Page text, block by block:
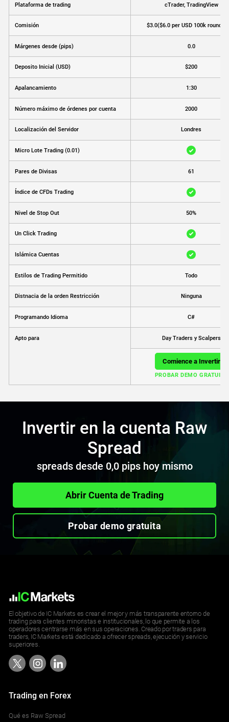
Plataforma de trading
Comisión
Márgenes desde (pips)
Deposito Inicial (USD)
Apalancamiento
Número máximo de órdenes por cuenta
Localización del Servidor
Micro Lote Trading (0.01)
Pares de Divisas
Índice de CFDs Trading
Nivel de Stop Out
Un Click Trading
Islámica Cuentas
Estilos de Trading Permitido
Distnacia de la orden Restricción
Programando Idioma
Apto para
cTrader, TradingView
$3.0($6.0 per USD 100k round
0.0
$200
1:30
2000
Londres
61
50%
Todo
Ninguna
C#
Day Traders y Scalpers
Comience a Invertir
PROBAR DEMO GRATUITA
Invertir en la cuenta Raw
Spread
spreads desde 0,0 pips hoy mismo
Abrir Cuenta de Trading
Probar demo gratuita
El objetivo de IC Markets es crear el mejor y más transparente entorno de
trading para clientes minoristas e institucionales, lo que permite a los
operadores centrarse más en sus operaciones. Creado por traders para
traders, IC Markets está dedicado a ofrecer spreads, ejecución y servicio
superiores.
Trading en Forex
Qué es Raw Spread